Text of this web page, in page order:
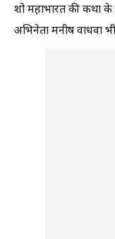
शो महाभारत की कथा
अभिनेता मनीष वाधवा